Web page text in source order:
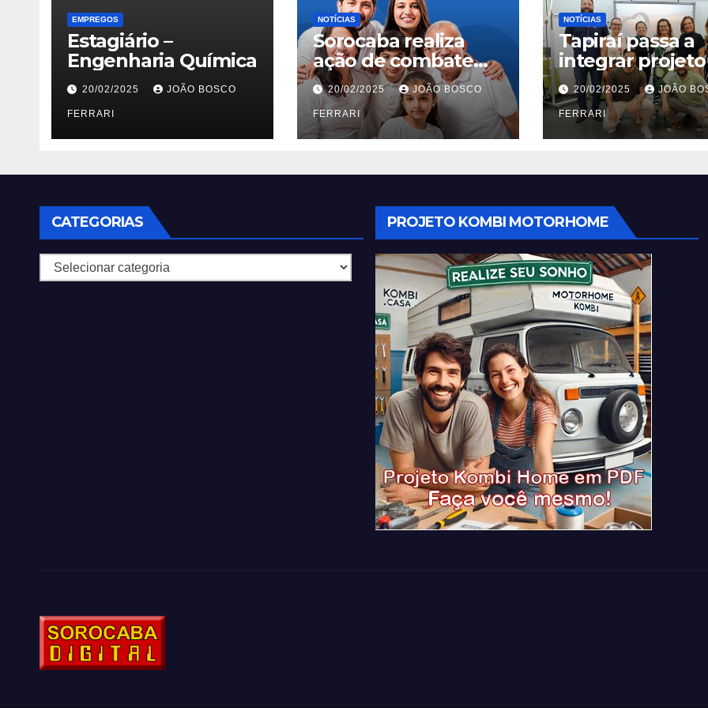
EMPREGOS
Estagiário –
Engenharia Química
20/02/2025 JOÃO BOSCO
FERRARI
NOTÍCIAS
Sorocaba realiza
ação de combate
aos escorpiões no
Jardim São Carlos
20/02/2025 JOÃO BOSCO
FERRARI
NOTÍCIAS
Tapiraí passa a
integrar projeto
Gosto Ser do
Ribeira’ | ASN
Paulo
20/02/2025 JOÃO
FERRARI
CATEGORIAS
Categorias
PROJETO KOMBI MOTORHOME